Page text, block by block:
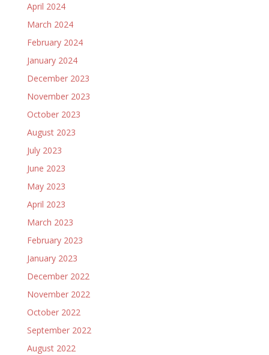
April 2024
March 2024
February 2024
January 2024
December 2023
November 2023
October 2023
August 2023
July 2023
June 2023
May 2023
April 2023
March 2023
February 2023
January 2023
December 2022
November 2022
October 2022
September 2022
August 2022